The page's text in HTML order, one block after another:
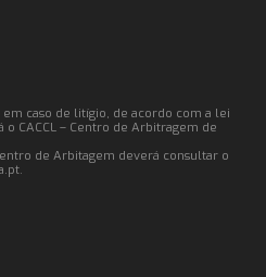
caso de litígio, de acordo com a lei
CACCL – Centro de Arbitragem de
de Arbitagem deverá consultar o
.